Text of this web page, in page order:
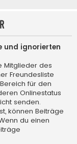
und ignorierten
Mitglieder des
Freundesliste
für den
Onlinestatus
senden.
können Beiträge
du einen